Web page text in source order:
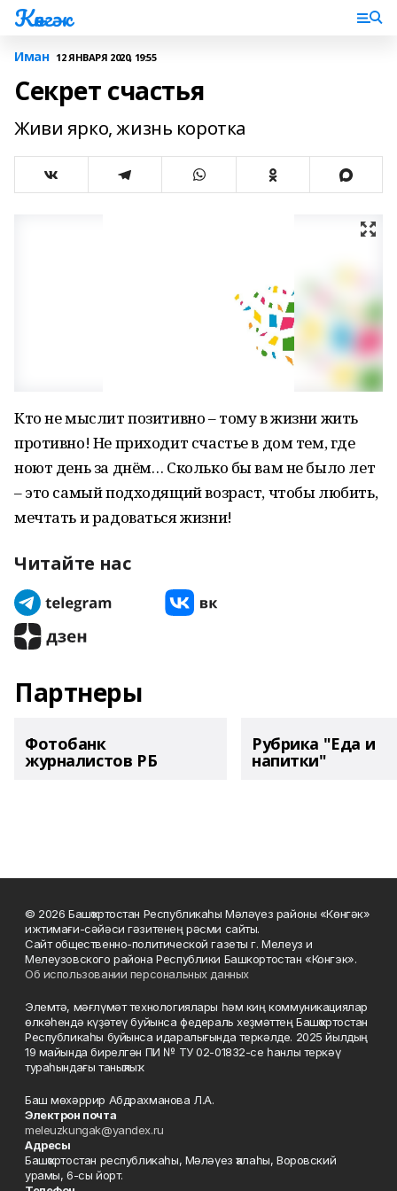
Көнгәк
Иман 12 ЯНВАРЯ 2020, 19:55
Секрет счастья
Живи ярко, жизнь коротка
Кто не мыслит позитивно – тому в жизни жить
противно! Не приходит счастье в дом тем, где
ноют день за днём… Сколько бы вам не было лет
– это самый подходящий возраст, чтобы любить,
мечтать и радоваться жизни!
Читайте нас
Партнеры
Фотобанк
журналистов РБ
Рубрика "Еда и
напитки"
© 2026 Башҡортостан Республикаһы Мәләүез районы «Көнгәк»
ижтимағи-сәйәси гәзитенең рәсми сайты.
Сайт общественно-политической газеты г. Мелеуз и
Мелеузовского района Республики Башкортостан «Конгэк».
Об использовании персональных данных
Элемтә, мәғлүмәт технологиялары һәм киң коммуникациялар
өлкәһендә күҙәтеү буйынса федераль хеҙмәттең Башҡортостан
Республикаһы буйынса идаралығында теркәлде. 2025 йылдың
19 майында бирелгән ПИ № ТУ 02-01832-се һанлы теркәү
тураһындағы таныҡлыҡ.
Баш мөхәррир Абдрахманова Л.А.
Электрон почта
meleuzkungak@yandex.ru
Адресы
Башҡортостан республикаһы, Мәләүез ҡалаһы, Воровский
урамы, 6-сы йорт.